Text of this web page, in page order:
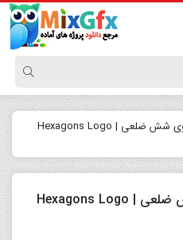
پروژه پریمیر لوگوی شش ضلعی | Hexagons Logo
پروژه پریمیر لوگوی شش ضلعی | Hexagons Logo